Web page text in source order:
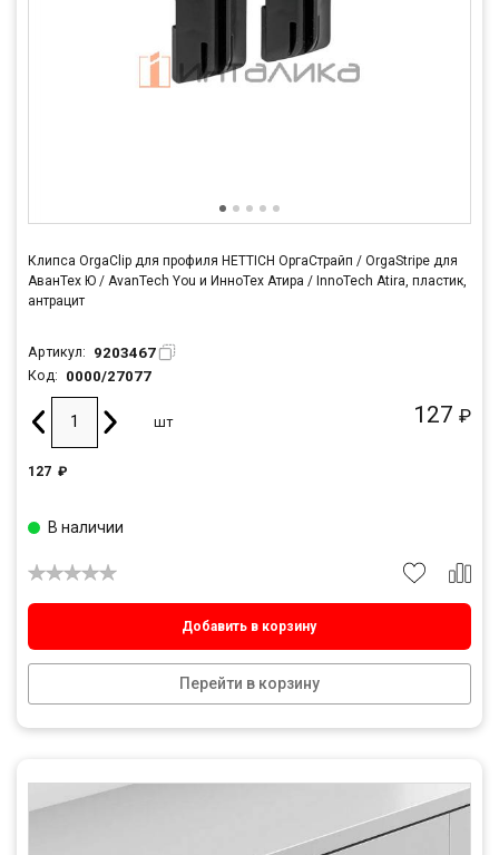
Клипса OrgaClip для профиля HETTICH ОргаСтрайп / OrgaStripe для
АванТех Ю / AvanTech You и ИнноТех Атира / InnoTech Atira, пластик,
антрацит
Артикул: 9203467
Код: 0000/27077
127 ₽
шт
127 ₽
Добавить в корзину
Перейти в корзину
В наличии